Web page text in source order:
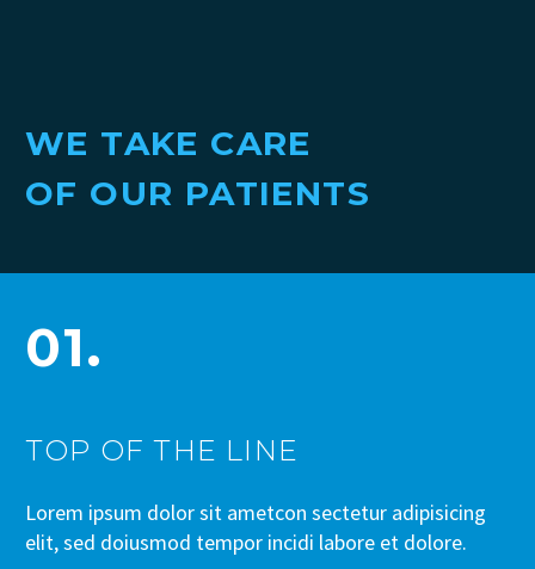
WE TAKE CARE
OF OUR PATIENTS
01.
TOP OF THE LINE
Lorem ipsum dolor sit ametcon sectetur adipisicing
elit, sed doiusmod tempor incidi labore et dolore.